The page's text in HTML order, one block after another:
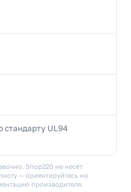
стандарту UL94
Shop220 не несёт
— ориентируйтесь на
производителя.